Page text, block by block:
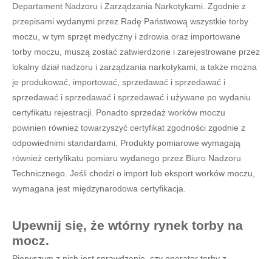
Departament Nadzoru i Zarządzania Narkotykami. Zgodnie z
przepisami wydanymi przez Radę Państwową wszystkie torby
moczu, w tym sprzęt medyczny i zdrowia oraz importowane
torby moczu, muszą zostać zatwierdzone i zarejestrowane przez
lokalny dział nadzoru i zarządzania narkotykami, a także można
je produkować, importować, sprzedawać i sprzedawać i
sprzedawać i sprzedawać i sprzedawać i używane po wydaniu
certyfikatu rejestracji. Ponadto sprzedaż worków moczu
powinien również towarzyszyć certyfikat zgodności zgodnie z
odpowiednimi standardami; Produkty pomiarowe wymagają
również certyfikatu pomiaru wydanego przez Biuro Nadzoru
Technicznego. Jeśli chodzi o import lub eksport worków moczu,
wymagana jest międzynarodowa certyfikacja.
Upewnij się, że wtórny rynek torby na
mocz.